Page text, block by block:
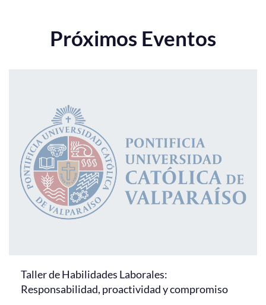
Próximos Eventos
Taller de Habilidades Laborales:
Responsabilidad, proactividad y compromiso